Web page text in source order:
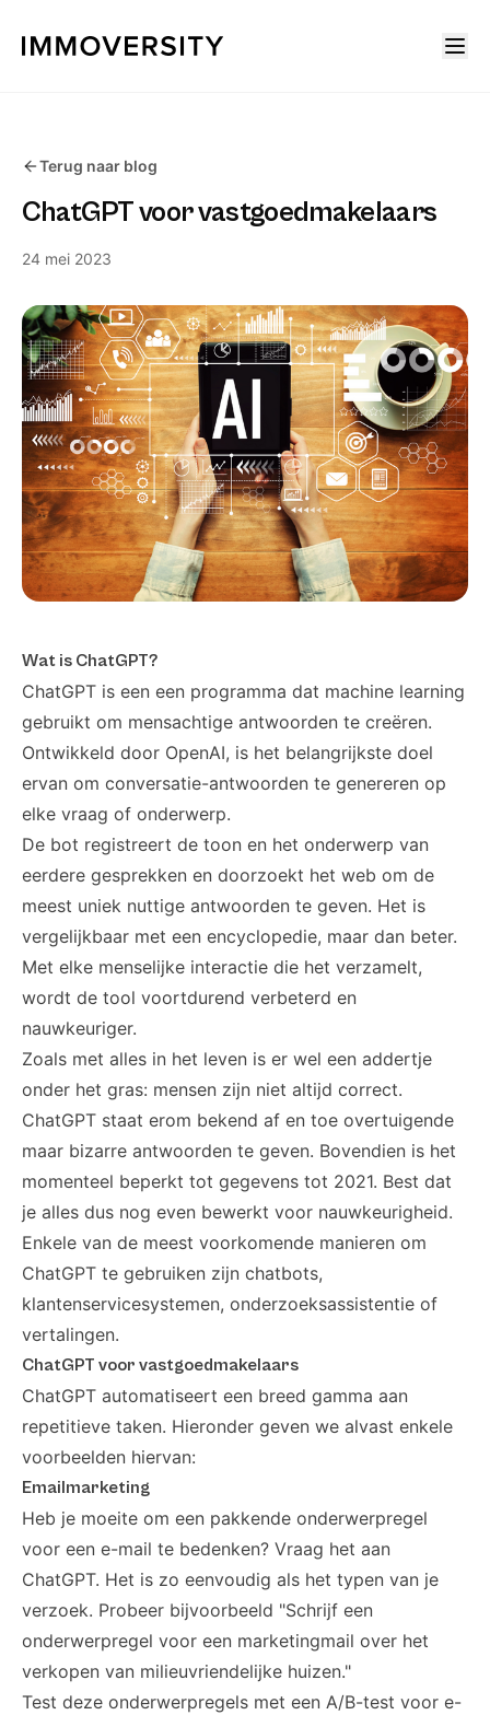
Terug naar blog
ChatGPT voor vastgoedmakelaars
24 mei 2023
Wat is ChatGPT?
ChatGPT is een een programma dat machine learning
gebruikt om mensachtige antwoorden te creëren.
Ontwikkeld door OpenAI, is het belangrijkste doel
ervan om conversatie-antwoorden te genereren op
elke vraag of onderwerp.
De bot registreert de toon en het onderwerp van
eerdere gesprekken en doorzoekt het web om de
meest uniek nuttige antwoorden te geven. Het is
vergelijkbaar met een encyclopedie, maar dan beter.
Met elke menselijke interactie die het verzamelt,
wordt de tool voortdurend verbeterd en
nauwkeuriger.
Zoals met alles in het leven is er wel een addertje
onder het gras: mensen zijn niet altijd correct.
ChatGPT staat erom bekend af en toe overtuigende
maar bizarre antwoorden te geven. Bovendien is het
momenteel beperkt tot gegevens tot 2021. Best dat
je alles dus nog even bewerkt voor nauwkeurigheid.
Enkele van de meest voorkomende manieren om
ChatGPT te gebruiken zijn chatbots,
klantenservicesystemen, onderzoeksassistentie of
vertalingen.
ChatGPT voor vastgoedmakelaars
ChatGPT automatiseert een breed gamma aan
repetitieve taken. Hieronder geven we alvast enkele
voorbeelden hiervan:
Emailmarketing
Heb je moeite om een pakkende onderwerpregel
voor een e-mail te bedenken? Vraag het aan
ChatGPT. Het is zo eenvoudig als het typen van je
verzoek. Probeer bijvoorbeeld "Schrijf een
onderwerpregel voor een marketingmail over het
verkopen van milieuvriendelijke huizen."
Test deze onderwerpregels met een A/B-test voor e-